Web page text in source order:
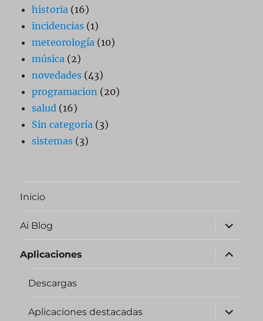
historia (16)
incidencias (1)
meteorología (10)
música (2)
novedades (43)
programacion (20)
salud (16)
Sin categoría (3)
sistemas (3)
Inicio
Ai Blog
expande
inferior
Aplicaciones
expande
Descargas
Aplicaciones destacadas
expande